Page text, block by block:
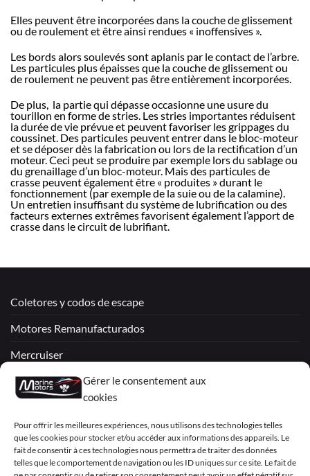
Gérer le consentement aux
cookies
Pour offrir les meilleures expériences, nous utilisons des technologies telles
que les cookies pour stocker et/ou accéder aux informations des appareils. Le
fait de consentir à ces technologies nous permettra de traiter des données
telles que le comportement de navigation ou les ID uniques sur ce site. Le fait de
Elles peuvent être incorporées dans la couche de glissement
ou de roulement et être ainsi rendues « inoffensives ».
Les bords alors soulevés sont aplanis par le contact de l’arbre.
Les particules plus épaisses que la couche de glissement ou
de roulement ne peuvent pas être entièrement incorporées.
De plus, la partie qui dépasse occasionne une usure du
tourillon en forme de stries. Les stries importantes réduisent
la durée de vie prévue et peuvent favoriser les grippages du
coussinet. Des particules peuvent entrer dans le bloc-moteur
et se déposer dès la fabrication ou lors de la rectification d’un
moteur. Ceci peut se produire par exemple lors du sablage ou
du grenaillage d’un bloc-moteur. Mais des particules de
crasse peuvent également être « produites » durant le
fonctionnement (par exemple de la suie ou de la calamine).
Un entretien insuffisant du système de lubrification ou des
facteurs externes extrêmes favorisent également l’apport de
crasse dans le circuit de lubrifiant.
Coletores y codos de escape
Motores Remanufacturados
Mercruiser
VOLVO PENTA / OMC
My Account